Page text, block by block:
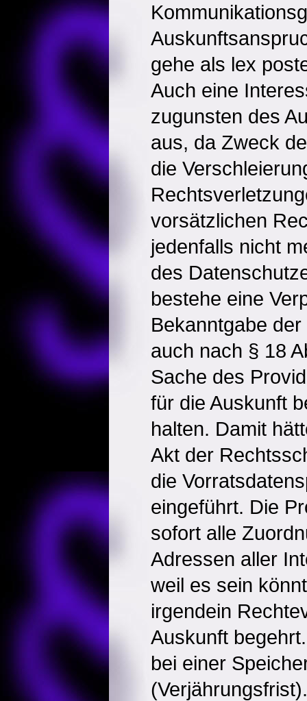
gehe als lex
Auch eine
zugunsten des
aus, da Zweck
die
vorsätzlichen
jedenfalls nicht
des
bestehe eine
Bekanntgabe
auch nach § 18
Sache des
für die Auskunft
halten. Damit
Akt der
die
eingeführt. Die
sofort alle
Adressen aller
weil es sein
irgendein
Auskunft
bei einer